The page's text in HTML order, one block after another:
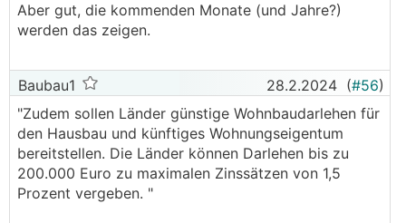
Aber gut, die kommenden Monate (und Jahre?)
werden das zeigen.
Baubau1 28.2.2024 (#56)
"Zudem sollen Länder günstige Wohnbaudarlehen für
den Hausbau und künftiges Wohnungseigentum
bereitstellen. Die Länder können Darlehen bis zu
200.000 Euro zu maximalen Zinssätzen von 1,5
Prozent vergeben. "